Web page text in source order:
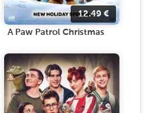
12.49 €
A Paw Patrol Christmas